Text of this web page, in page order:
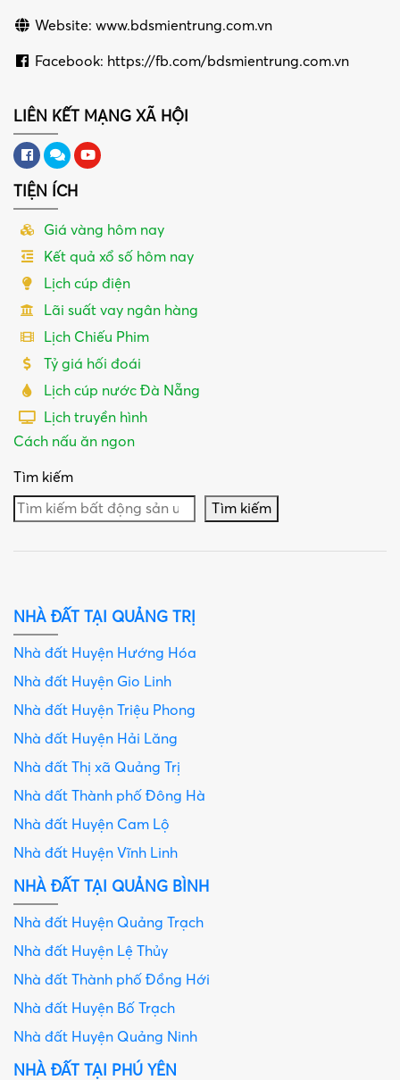
Website: www.bdsmientrung.com.vn
Facebook: https://fb.com/bdsmientrung.com.vn
LIÊN KẾT MẠNG XÃ HỘI
TIỆN ÍCH
Giá vàng hôm nay
Kết quả xổ số hôm nay
Lịch cúp điện
Lãi suất vay ngân hàng
Lịch Chiếu Phim
Tỷ giá hối đoái
Lịch cúp nước Đà Nẵng
Lịch truyền hình
Cách nấu ăn ngon
Tìm kiếm
Tìm kiếm
NHÀ ĐẤT TẠI QUẢNG TRỊ
Nhà đất Huyện Hướng Hóa
Nhà đất Huyện Gio Linh
Nhà đất Huyện Triệu Phong
Nhà đất Huyện Hải Lăng
Nhà đất Thị xã Quảng Trị
Nhà đất Thành phố Đông Hà
Nhà đất Huyện Cam Lộ
Nhà đất Huyện Vĩnh Linh
NHÀ ĐẤT TẠI QUẢNG BÌNH
Nhà đất Huyện Quảng Trạch
Nhà đất Huyện Lệ Thủy
Nhà đất Thành phố Đồng Hới
Nhà đất Huyện Bố Trạch
Nhà đất Huyện Quảng Ninh
NHÀ ĐẤT TẠI PHÚ YÊN